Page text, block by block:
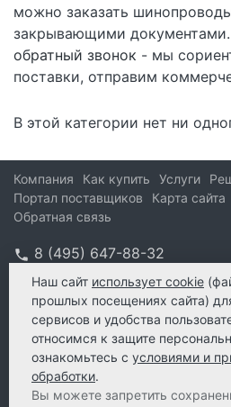
можно заказать
закрывающими документами.
обратный звонок - мы
поставки, отправим
В этой категории нет ни
Компания Как купить Услуги
Портал поставщиков
Карта сайта
Обратная связь
8 (495) 647-88-32
info@kform.ru
info@kform.ru
e-mail
Наш сайт использует cookie
прошлых посещениях сайта)
сервисов и удобства
относимся к защите
ознакомьтесь с условиями и
обработки.
Вы можете запретить